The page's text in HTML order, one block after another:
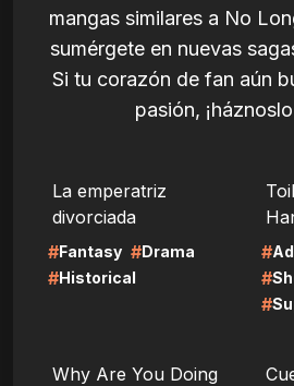
mangas similares a No
sumérgete en nuevas
Si tu corazón de fan aún
pasión,
La emperatriz
divorciada
#Fantasy #Drama
#Historical
#
#
#
Why Are You Doing